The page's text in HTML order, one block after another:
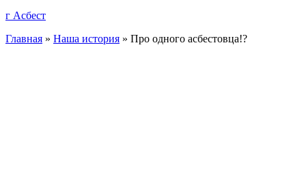
г Асбест
Главная » Наша история » Про одного асбестовца!?